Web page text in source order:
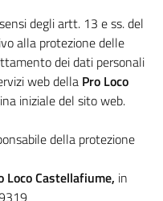
degli artt. 13 e ss. del
alla protezione delle
dei dati personali
web della Pro Loco
iniziale del sito web.
della protezione
Loco Castellafiume, in